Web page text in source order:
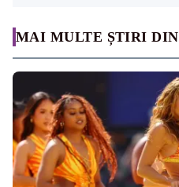
MAI MULTE ȘTIRI DIN